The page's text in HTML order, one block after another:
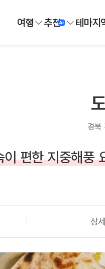
여행 추천 테마지
경북
이 편한 지중해풍
상